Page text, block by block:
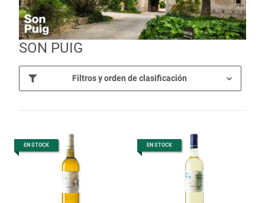
SON PUIG
Filtros y orden de clasificación
EN STOCK EN STOCK